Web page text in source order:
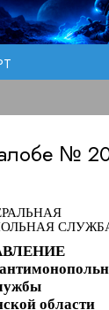
№
области